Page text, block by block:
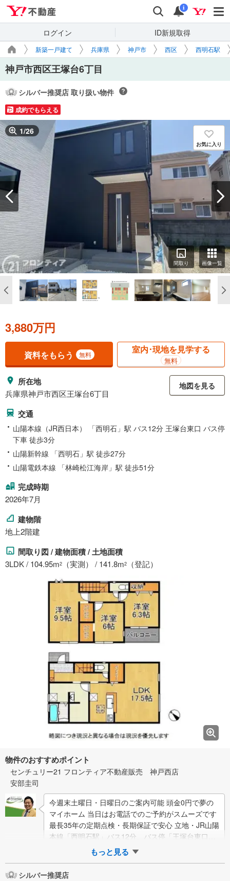
検索 通知
i
ログイン ID新規取得
新築一戸建て 兵庫県 神戸市 西区 西明石駅
神戸市西区王塚台6丁目
シルバー推奨店 取り扱い物件
成約でもらえる
1/26
お気に入り
間取り 画像一覧
3,880万円
資料をもらう 無料 室内･現地を見学する
無料
所在地
兵庫県神戸市西区王塚台6丁目
地図を見る
交通
山陽本線（JR西日本） 「西明石」駅 バス12分 王塚台東口 バス停
下車 徒歩3分
山陽新幹線 「西明石」駅 徒歩27分
山陽電鉄本線 「林崎松江海岸」駅 徒歩51分
完成時期
2026年7月
建物階
地上2階建
間取り図 / 建物面積 / 土地面積
3LDK / 104.95m2 （実測） / 141.8m2 （登記）
物件のおすすめポイント
センチュリー21 フロンティア不動産販売 神戸西店
安部圭司
今週末土曜日・日曜日のご案内可能 頭金0円で夢の
マイホーム 当日はお電話でのご予約がスムーズです
最長35年の定期点検・長期保証で安心 立地・JR山陽
本線「西明石駅」バス12分、バス停「王塚台東口」
歩3分JR東海道・山陽新幹線「西…
もっと見る
シルバー推奨店